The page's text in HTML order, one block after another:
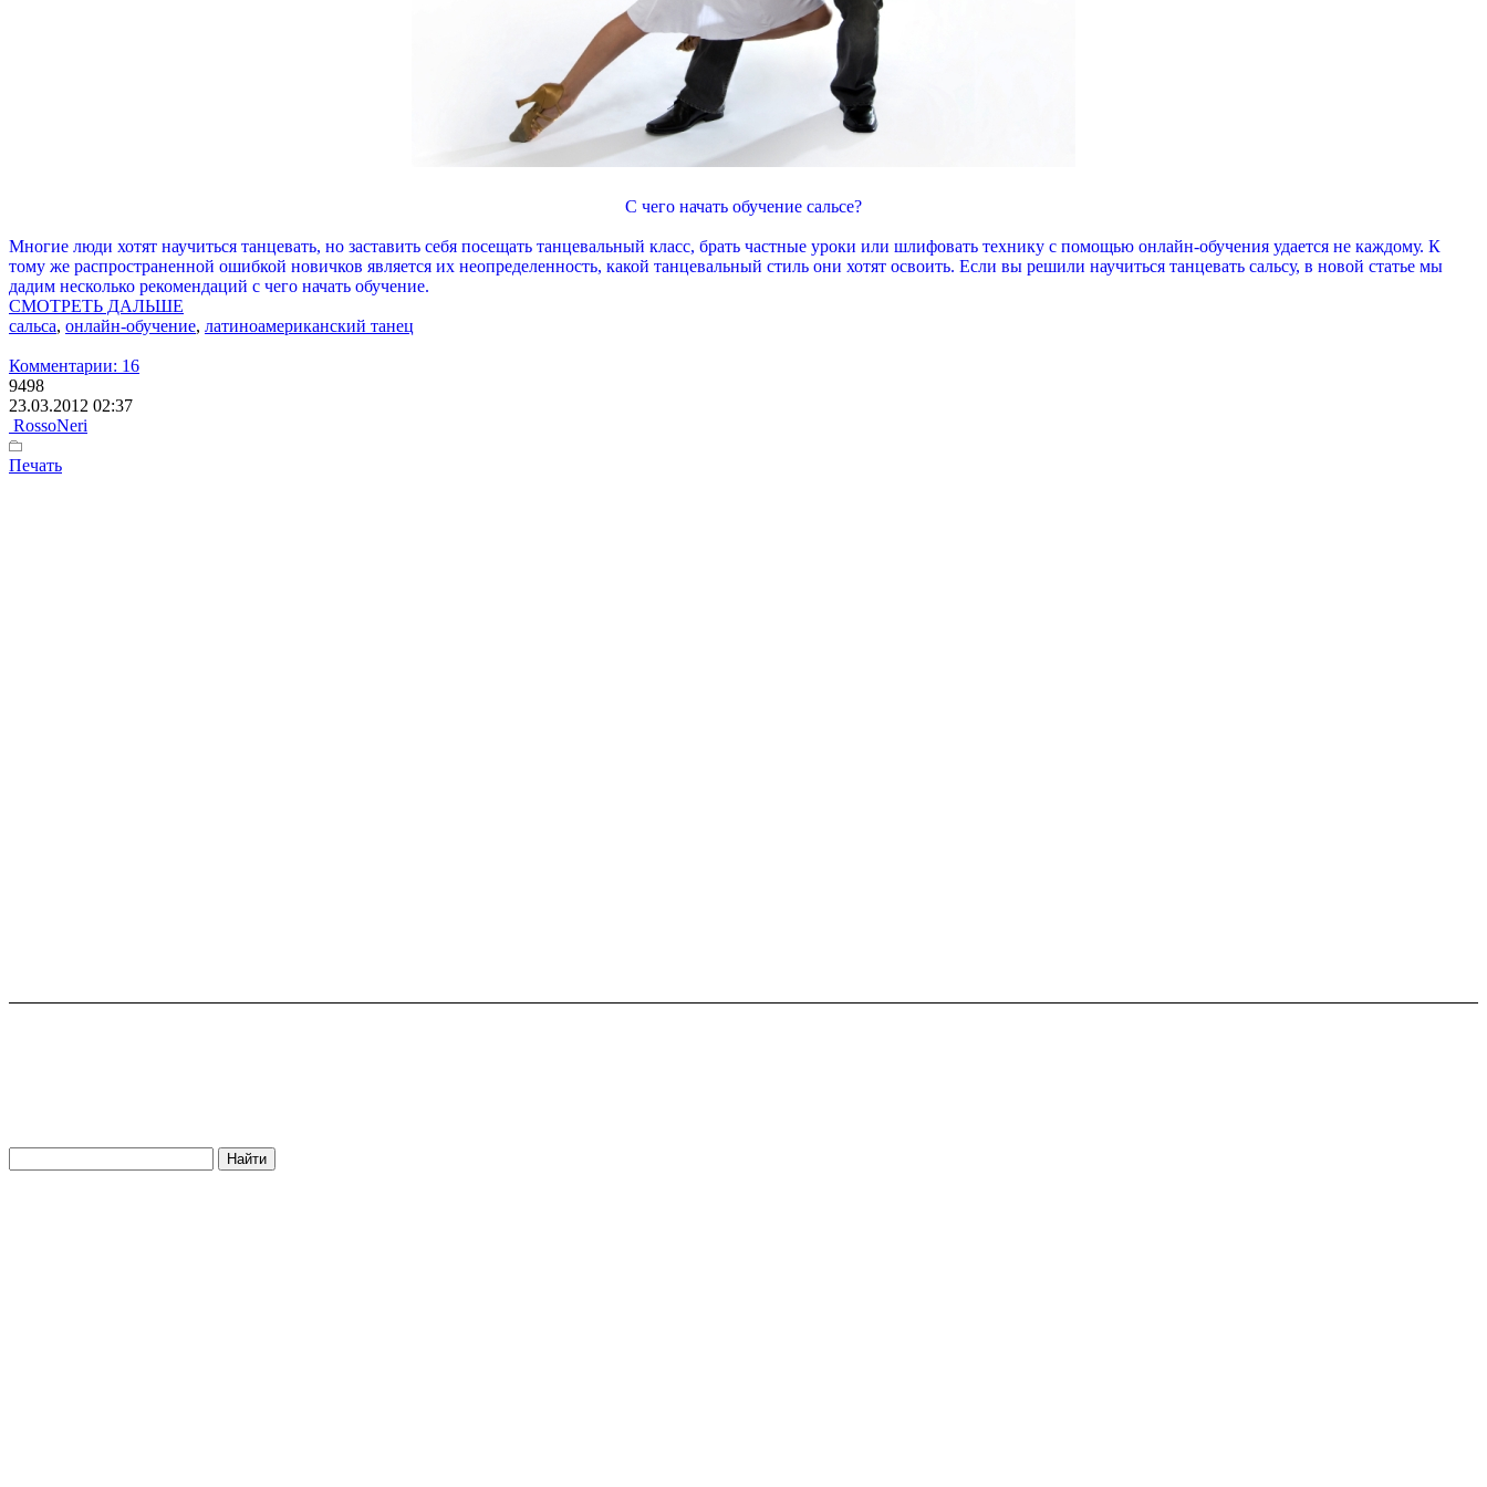
С чего начать обучение сальсе?
Многие люди хотят научиться танцевать, но заставить себя посещать танцевальный класс, брать частные уроки или шлифовать технику с помощью онлайн-обучения удается не каждому. К
тому же распространенной ошибкой новичков является их неопределенность, какой танцевальный стиль они хотят освоить. Если вы решили научиться танцевать сальсу, в новой статье мы
дадим несколько рекомендаций с чего начать обучение.
СМОТРЕТЬ ДАЛЬШЕ
сальса, онлайн-обучение, латиноамериканский танец
Комментарии: 16
9498
23.03.2012 02:37
RossoNeri
Печать